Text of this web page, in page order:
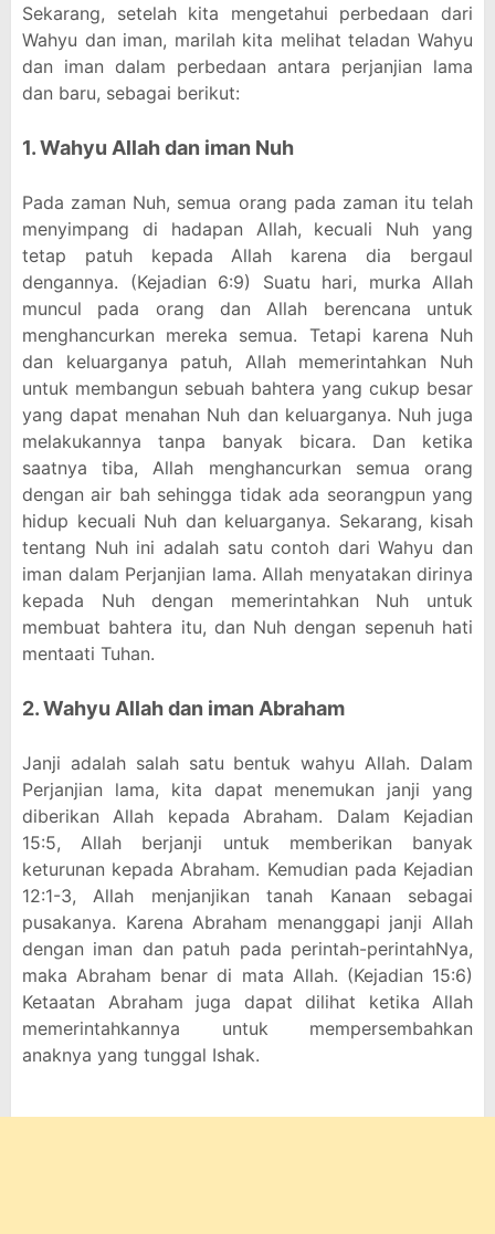
Sekarang, setelah kita mengetahui perbedaan dari
Wahyu dan iman, marilah kita melihat teladan Wahyu
dan iman dalam perbedaan antara perjanjian lama
dan baru, sebagai berikut:
1. Wahyu Allah dan iman Nuh
Pada zaman Nuh, semua orang pada zaman itu telah
menyimpang di hadapan Allah, kecuali Nuh yang
tetap patuh kepada Allah karena dia bergaul
dengannya. (Kejadian 6:9) Suatu hari, murka Allah
muncul pada orang dan Allah berencana untuk
menghancurkan mereka semua. Tetapi karena Nuh
dan keluarganya patuh, Allah memerintahkan Nuh
untuk membangun sebuah bahtera yang cukup besar
yang dapat menahan Nuh dan keluarganya. Nuh juga
melakukannya tanpa banyak bicara. Dan ketika
saatnya tiba, Allah menghancurkan semua orang
dengan air bah sehingga tidak ada seorangpun yang
hidup kecuali Nuh dan keluarganya. Sekarang, kisah
tentang Nuh ini adalah satu contoh dari Wahyu dan
iman dalam Perjanjian lama. Allah menyatakan dirinya
kepada Nuh dengan memerintahkan Nuh untuk
membuat bahtera itu, dan Nuh dengan sepenuh hati
mentaati Tuhan.
2. Wahyu Allah dan iman Abraham
Janji adalah salah satu bentuk wahyu Allah. Dalam
Perjanjian lama, kita dapat menemukan janji yang
diberikan Allah kepada Abraham. Dalam Kejadian
15:5, Allah berjanji untuk memberikan banyak
keturunan kepada Abraham. Kemudian pada Kejadian
12:1-3, Allah menjanjikan tanah Kanaan sebagai
pusakanya. Karena Abraham menanggapi janji Allah
dengan iman dan patuh pada perintah-perintahNya,
maka Abraham benar di mata Allah. (Kejadian 15:6)
Ketaatan Abraham juga dapat dilihat ketika Allah
memerintahkannya untuk mempersembahkan
anaknya yang tunggal Ishak.